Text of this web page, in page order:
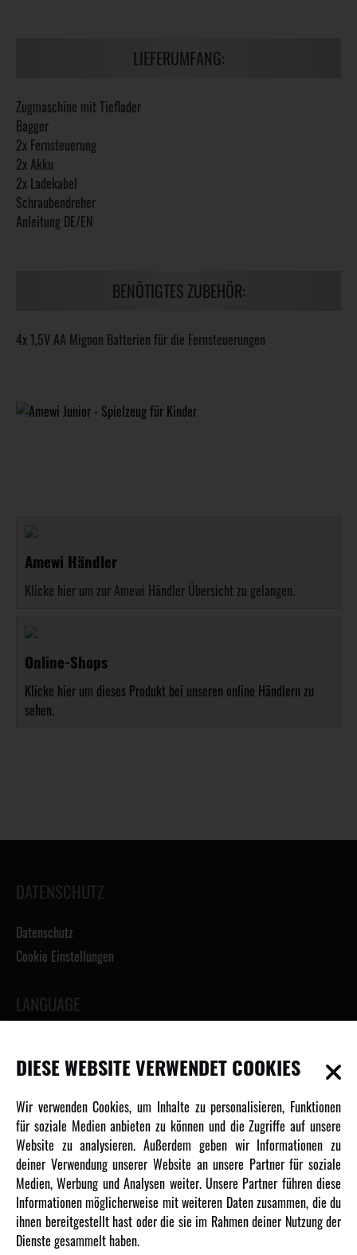
LIEFERUMFANG:
Zugmaschine mit Tieflader
Bagger
2x Fernsteuerung
2x Akku
2x Ladekabel
Schraubendreher
Anleitung DE/EN
BENÖTIGTES ZUBEHÖR:
4x 1,5V AA Mignon Batterien für die Fernsteuerungen
Amewi Händler
Klicke hier um zur Amewi Händler Übersicht zu gelangen.
Online-Shops
Klicke hier um dieses Produkt bei unseren online Händlern zu
sehen.
DATENSCHUTZ
Datenschutz
Cookie Einstellungen
LANGUAGE
INFORMATIONEN
Newsletter
Über uns
Karriere
Amewi Kataloge
DIESE WEBSITE VERWENDET COOKIES
Wir verwenden Cookies, um Inhalte zu personalisieren, Funktionen
für soziale Medien anbieten zu können und die Zugriffe auf unsere
Website zu analysieren. Außerdem geben wir Informationen zu
deiner Verwendung unserer Website an unsere Partner für soziale
Medien, Werbung und Analysen weiter. Unsere Partner führen diese
Informationen möglicherweise mit weiteren Daten zusammen, die du
ihnen bereitgestellt hast oder die sie im Rahmen deiner Nutzung der
Dienste gesammelt haben.